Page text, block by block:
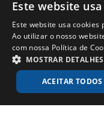
desta
Estamos
melhores,
apaixonados
juntarem à
Este website
Este website usa
Ao utilizar o nosso
com nossa Política de
MOSTRAR DETALHES
ACEITAR TODOS